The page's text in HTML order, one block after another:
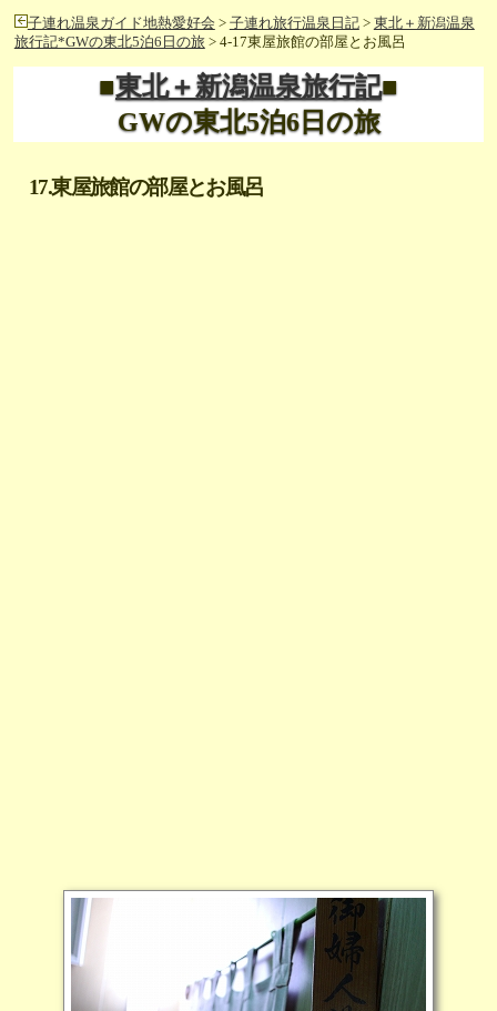
子連れ温泉ガイド地熱愛好会 > 子連れ旅行温泉日記> 東北＋新潟温泉
旅行記*GWの東北5泊6日の旅> 4-17東屋旅館の部屋とお風呂
■東北＋新潟温泉旅行記■
GWの東北5泊6日の旅
17.東屋旅館の部屋とお風呂